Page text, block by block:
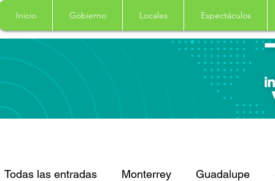
Inicio Gobierno Locales Espectáculos
Todas las entradas Monterrey Guadalupe